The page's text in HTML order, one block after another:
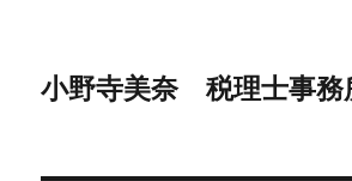
小野寺美奈 税理士事